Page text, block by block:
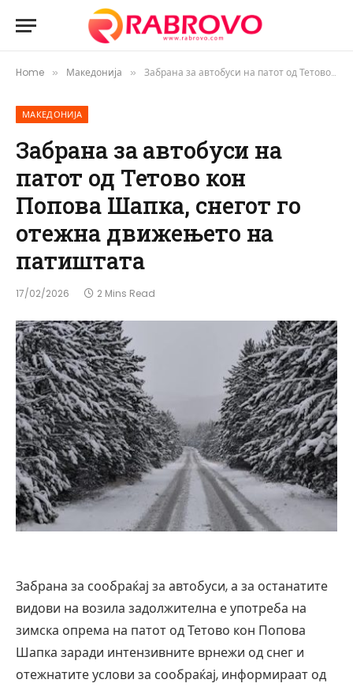
Home » Македонија » Забрана за автобуси на патот од Тетово кон Попова Шапка, снегот го отeжна движењето на патиштата
МАКЕДОНИЈА
Забрана за автобуси на
патот од Тетово кон
Попова Шапка, снегот го
отeжна движењето на
патиштата
17/02/2026 2 Mins Read
Забрана за сообраќај за автобуси, а за останатите
видови на возила задолжителна е употреба на
зимска опрема на патот од Тетово кон Попова
Шапка заради интензивните врнежи од снег и
отежнатите услови за сообраќај, информираат од